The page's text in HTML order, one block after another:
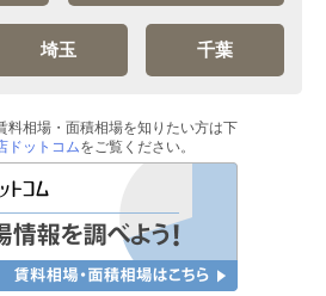
埼玉 千葉
料相場・面積相場を知りたい方は下
ドットコムをご覧ください。